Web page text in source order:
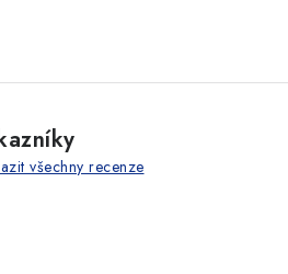
všechny recenze